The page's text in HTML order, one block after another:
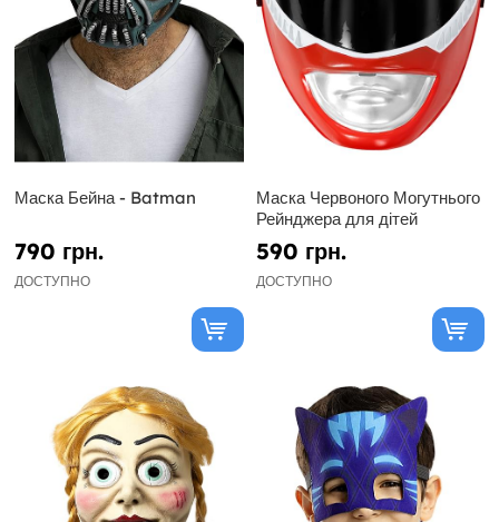
Маска Бейна - Batman
790 грн.
ДОСТУПНО
Маска Червоного Могутнього
Рейнджера для дітей
590 грн.
ДОСТУПНО